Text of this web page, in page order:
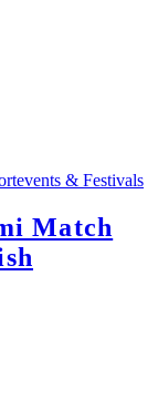
& Festivals
Match